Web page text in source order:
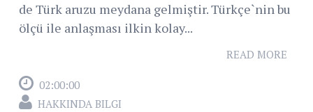
de Türk aruzu meydana gelmiştir. Türkçe`nin bu
ölçü ile anlaşması ilkin kolay...
READ MORE
02:00:00
HAKKINDA BILGI